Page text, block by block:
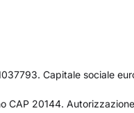
Capitale sociale
CAP 20144.